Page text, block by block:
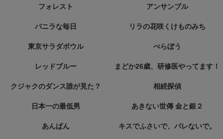
フォレスト アンサンブル
バニラな毎日 リラの花咲くけものみち
東京サラダボウル べらぼう
レッドブルー まどか26歳、研修医やってます！
クジャクのダンス誰が見た？ 相続探偵
日本一の最低男 あきない世傳 金と銀２
あんぱん キスでふさいで、バレないで。